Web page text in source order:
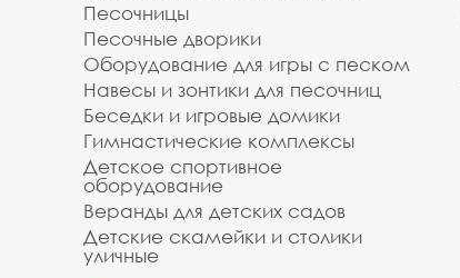
Песочницы
Песочные дворики
Оборудование для игры с песком
Навесы и зонтики для песочниц
Беседки и игровые домики
Гимнастические комплексы
Детское спортивное
оборудование
Веранды для детских садов
Детские скамейки и столики
уличные